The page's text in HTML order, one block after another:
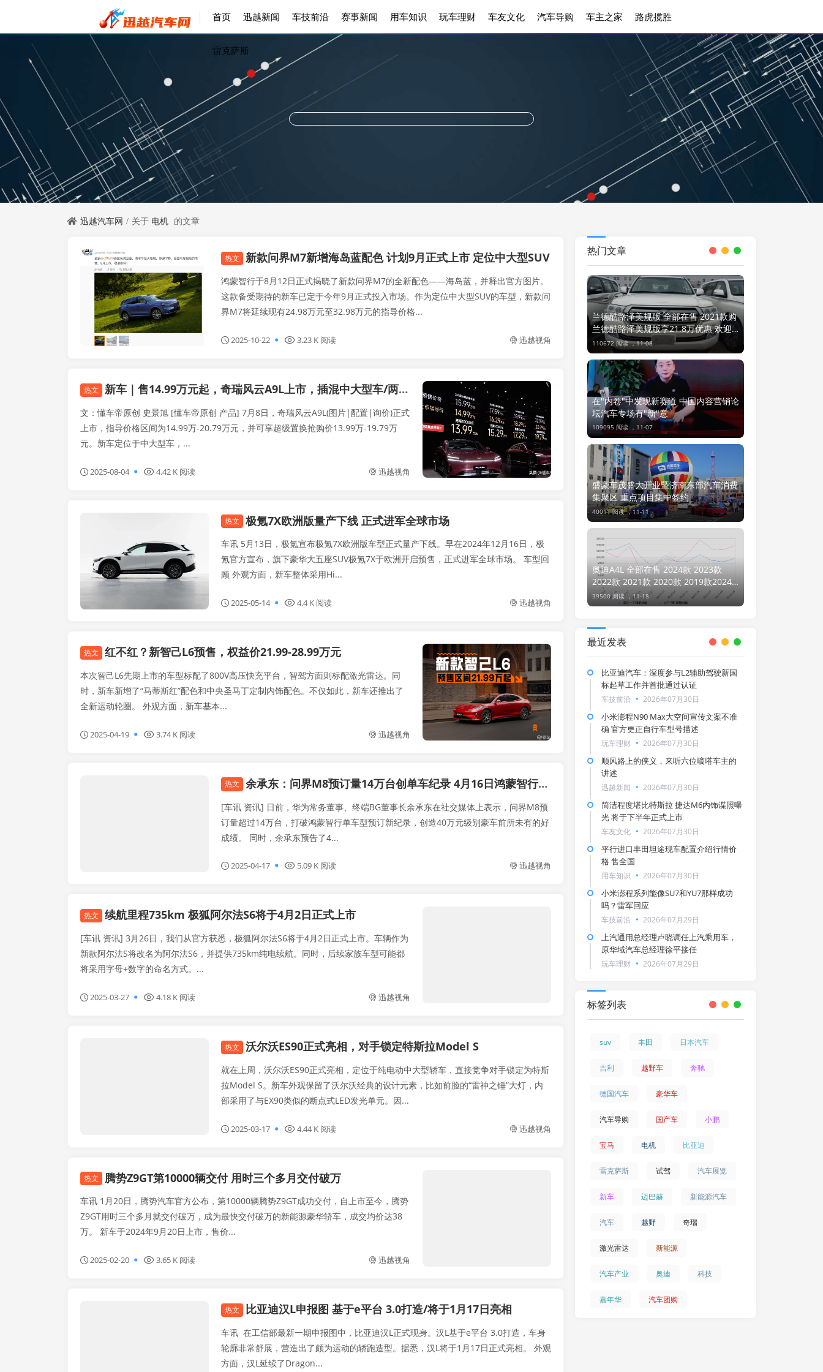
首页 迅越新闻 车技前沿 赛事新闻 用车知识 玩车理财 车友文化 汽车导购 车主之家 路虎揽胜
雷克萨斯
迅越汽车网 关于 电机 的文章
迅越新闻
热文 新款问界M7新增海岛蓝配色 计划9月正式上市 定位中大型SUV
鸿蒙智行于8月12日正式揭晓了新款问界M7的全新配色——海岛蓝，并释出官方图片。
这款备受期待的新车已定于今年9月正式投入市场。作为定位中大型SUV的车型，新款问
界M7将延续现有24.98万元至32.98万元的指导价格...
2025-10-22 3.23 K 阅读 迅越视角
迅越新闻
热文 新车｜售14.99万元起，奇瑞风云A9L上市，插混中大型车/两种动力
文：懂车帝原创 史景旭 [懂车帝原创 产品] 7月8日，奇瑞风云A9L(图片|配置|询价)正式
上市，指导价格区间为14.99万-20.79万元，并可享超级置换抢购价13.99万-19.79万
元。新车定位于中大型车，...
2025-08-04 4.42 K 阅读 迅越视角
车友文化
热文 极氪7X欧洲版量产下线 正式进军全球市场
车讯 5月13日，极氪宣布极氪7X欧洲版车型正式量产下线。早在2024年12月16日，极
氪官方宣布，旗下豪华大五座SUV极氪7X于欧洲开启预售，正式进军全球市场。 车型回
顾 外观方面，新车整体采用Hi...
2025-05-14 4.4 K 阅读 迅越视角
热文 红不红？新智己L6预售，权益价21.99-28.99万元
本次智己L6先期上市的车型标配了800V高压快充平台，智驾方面则标配激光雷达。同
时，新车新增了“马蒂斯红”配色和中央圣马丁定制内饰配色。不仅如此，新车还推出了
全新运动轮圈。 外观方面，新车基本...
2025-04-19 3.74 K 阅读 迅越视角
赛事新闻
热文 余承东：问界M8预订量14万台创单车纪录 4月16日鸿蒙智行迎新成员
[车讯 资讯] 日前，华为常务董事、终端BG董事长余承东在社交媒体上表示，问界M8预
订量超过14万台，打破鸿蒙智行单车型预订新纪录，创造40万元级别豪车前所未有的好
成绩。 同时，余承东预告了4...
2025-04-17 5.09 K 阅读 迅越视角
热文 续航里程735km 极狐阿尔法S6将于4月2日正式上市
[车讯 资讯] 3月26日，我们从官方获悉，极狐阿尔法S6将于4月2日正式上市。车辆作为
新款阿尔法S将改名为阿尔法S6，并提供735km纯电续航。同时，后续家族车型可能都
将采用字母+数字的命名方式。...
2025-03-27 4.18 K 阅读 迅越视角
迅越新闻
热文 沃尔沃ES90正式亮相，对手锁定特斯拉Model S
就在上周，沃尔沃ES90正式亮相，定位于纯电动中大型轿车，直接竞争对手锁定为特斯
拉Model S。新车外观保留了沃尔沃经典的设计元素，比如前脸的“雷神之锤”大灯，内
部采用了与EX90类似的断点式LED发光单元。因...
2025-03-17 4.44 K 阅读 迅越视角
热文 腾势Z9GT第10000辆交付 用时三个多月交付破万
车讯 1月20日，腾势汽车官方公布，第10000辆腾势Z9GT成功交付，自上市至今，腾势
Z9GT用时三个多月就交付破万，成为最快交付破万的新能源豪华轿车，成交均价达38
万。 新车于2024年9月20日上市，售价...
2025-02-20 3.65 K 阅读 迅越视角
车友文化
热文 比亚迪汉L申报图 基于e平台 3.0打造/将于1月17日亮相
车讯 在工信部最新一期申报图中，比亚迪汉L正式现身。汉L基于e平台 3.0打造，车身
轮廓非常舒展，营造出了颇为运动的轿跑造型。据悉，汉L将于1月17日正式亮相。 外观
方面，汉L延续了Dragon...
热门文章
兰德酷路泽美规版 全部在售 2021款购
兰德酷路泽美规版享21.8万优惠 欢迎
前来试驾
110672 阅读 ，11-08
在"内卷"中发现新赛道 中国内容营销论
坛汽车专场有"新"意
109095 阅读 ， 11-07
盛豪车茂盛大开业暨济南东部汽车消费
集聚区 重点项目集中签约
40011 阅读 ，11-11
奥迪A4L 全部在售 2024款 2023款
2022款 2021款 2020款 2019款2024
年9月份奥迪A4L销量9562台, 同比下降
30.51%
39500 阅读 ， 11-18
最近发表
比亚迪汽车：深度参与L2辅助驾驶新国
标起草工作并首批通过认证
车技前沿 2026年07月30日
小米澎程N90 Max大空间宣传文案不准
确 官方更正自行车型号描述
玩车理财 2026年07月30日
顺风路上的侠义，来听六位嘀嗒车主的
讲述
迅越新闻 2026年07月30日
简洁程度堪比特斯拉 捷达M6内饰谍照曝
光 将于下半年正式上市
车友文化 2026年07月30日
平行进口丰田坦途现车配置介绍行情价
格 售全国
用车知识 2026年07月30日
小米澎程系列能像SU7和YU7那样成功
吗？雷军回应
车技前沿 2026年07月29日
上汽通用总经理卢晓调任上汽乘用车，
原华域汽车总经理徐平接任
玩车理财 2026年07月29日
标签列表
suv 丰田 日本汽车
吉利 越野车 奔驰
德国汽车 豪华车
汽车导购 国产车 小鹏
宝马 电机 比亚迪
雷克萨斯 试驾 汽车展览
新车 迈巴赫 新能源汽车
汽车 越野 奇瑞
激光雷达 新能源
汽车产业 奥迪 科技
嘉年华 汽车团购